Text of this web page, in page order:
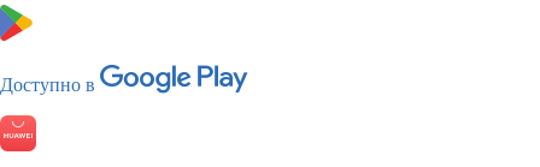
Доступно в